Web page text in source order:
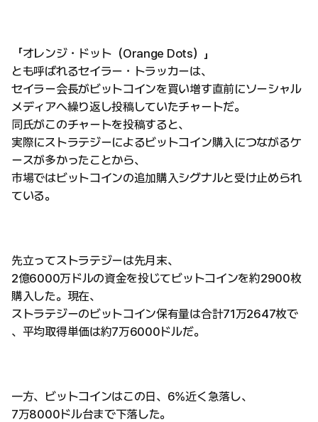
「オレンジ・ドット（Orange Dots）」
とも呼ばれるセイラー・トラッカーは、
セイラー会長がビットコインを買い増す直前にソーシャル
メディアへ繰り返し投稿していたチャートだ。
同氏がこのチャートを投稿すると、
実際にストラテジーによるビットコイン購入につながるケ
ースが多かったことから、
市場ではビットコインの追加購入シグナルと受け止められ
ている。
先立ってストラテジーは先月末、
2億6000万ドルの資金を投じてビットコインを約2900枚
購入した。現在、
ストラテジーのビットコイン保有量は合計71万2647枚で
、平均取得単価は約7万6000ドルだ。
一方、ビットコインはこの日、6%近く急落し、
7万8000ドル台まで下落した。